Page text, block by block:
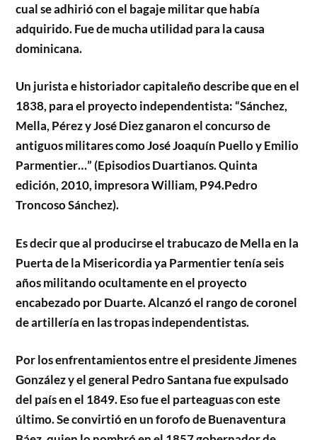
cual se adhirió con el bagaje militar que había
adquirido. Fue de mucha utilidad para la causa
dominicana.
Un jurista e historiador capitaleño describe que en el
1838, para el proyecto independentista: “Sánchez,
Mella, Pérez y José Diez ganaron el concurso de
antiguos militares como José Joaquín Puello y Emilio
Parmentier…” (Episodios Duartianos. Quinta
edición, 2010, impresora William, P94.Pedro
Troncoso Sánchez).
Es decir que al producirse el trabucazo de Mella en la
Puerta de la Misericordia ya Parmentier tenía seis
años militando ocultamente en el proyecto
encabezado por Duarte. Alcanzó el rango de coronel
de artillería en las tropas independentistas.
Por los enfrentamientos entre el presidente Jimenes
González y el general Pedro Santana fue expulsado
del país en el 1849. Eso fue el parteaguas con este
último. Se convirtió en un forofo de Buenaventura